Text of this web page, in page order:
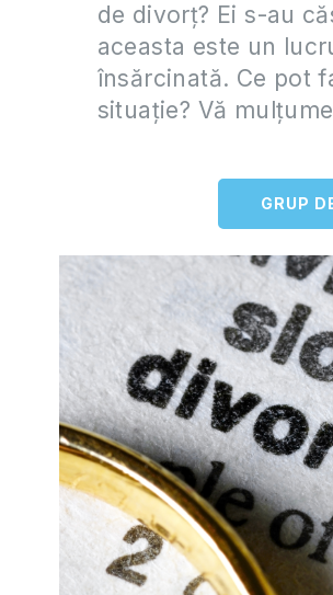
de divorț? Ei s-au
aceasta este un
însărcinată. Ce pot
situație? Vă
GRUP